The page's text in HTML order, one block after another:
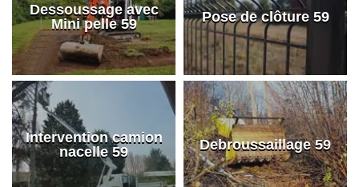
Dessoussage avec
Mini pelle 59
Pose de clôture 59
Intervention camion
nacelle 59
Debroussaillage 59